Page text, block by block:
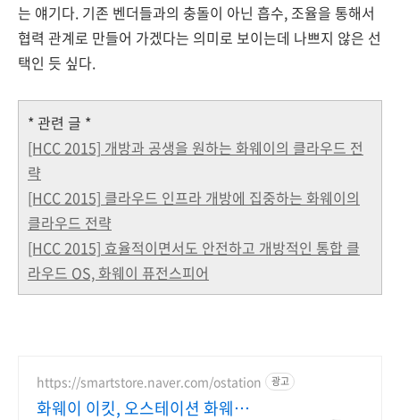
는 얘기다. 기존 벤더들과의 충돌이 아닌 흡수, 조율을 통해서
협력 관계로 만들어 가겠다는 의미로 보이는데 나쁘지 않은 선
택인 듯 싶다.
* 관련 글 *
[HCC 2015] 개방과 공생을 원하는 화웨이의 클라우드 전
략
[HCC 2015] 클라우드 인프라 개방에 집중하는 화웨이의
클라우드 전략
[HCC 2015] 효율적이면서도 안전하고 개방적인 통합 클
라우드 OS, 화웨이 퓨전스피어
https://smartstore.naver.com/ostation 광고
화웨이 이킷, 오스테이션 화웨이